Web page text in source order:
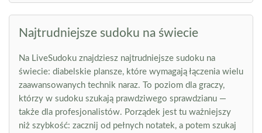
Najtrudniejsze sudoku na świecie
Na LiveSudoku znajdziesz najtrudniejsze sudoku na
świecie: diabelskie plansze, które wymagają łączenia wielu
zaawansowanych technik naraz. To poziom dla graczy,
którzy w sudoku szukają prawdziwego sprawdzianu —
także dla profesjonalistów. Porządek jest tu ważniejszy
niż szybkość: zacznij od pełnych notatek, a potem szukaj